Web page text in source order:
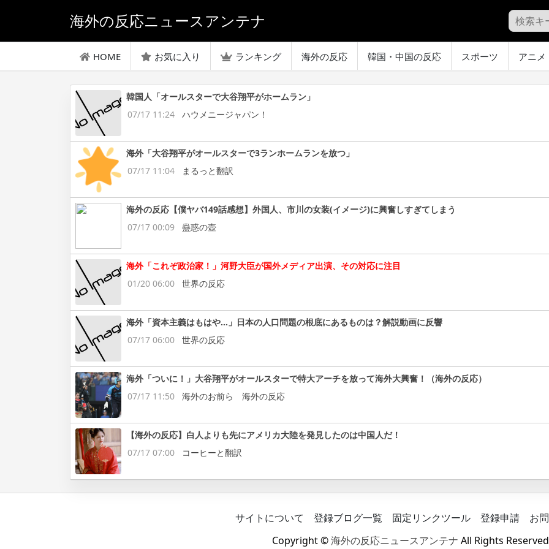
海外の反応ニュースアンテナ
HOME お気に入り ランキング 海外の反応 韓国・中国の反応 スポーツ アニメ
韓国人「オールスターで大谷翔平がホームラン」
07/17 11:24
ハウメニージャパン！
海外「大谷翔平がオールスターで3ランホームランを放つ」
07/17 11:04
まるっと翻訳
海外の反応【僕ヤバ149話感想】外国人、市川の女装(イメージ)に興奮しすぎてしまう
07/17 00:09
蠱惑の壺
海外「これぞ政治家！」河野大臣が国外メディア出演、その対応に注目
01/20 06:00
世界の反応
海外「資本主義はもはや…」日本の人口問題の根底にあるものは？解説動画に反響
07/17 06:00
世界の反応
海外「ついに！」大谷翔平がオールスターで特大アーチを放って海外大興奮！（海外の反応）
07/17 11:50
海外のお前ら 海外の反応
【海外の反応】白人よりも先にアメリカ大陸を発見したのは中国人だ！
07/17 07:00
コーヒーと翻訳
サイトについて 登録ブログ一覧 固定リンクツール 登録申請
お
Copyright ©海外の反応ニュースアンテナ All Rights